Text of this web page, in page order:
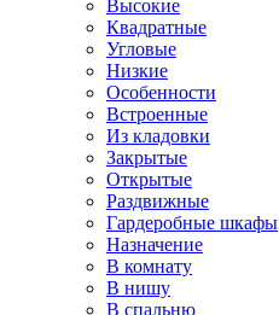
Высокие
Квадратные
Угловые
Низкие
Особенности
Встроенные
Из кладовки
Закрытые
Открытые
Раздвижные
Гардеробные шкафы
Назначение
В комнату
В нишу
В спальню